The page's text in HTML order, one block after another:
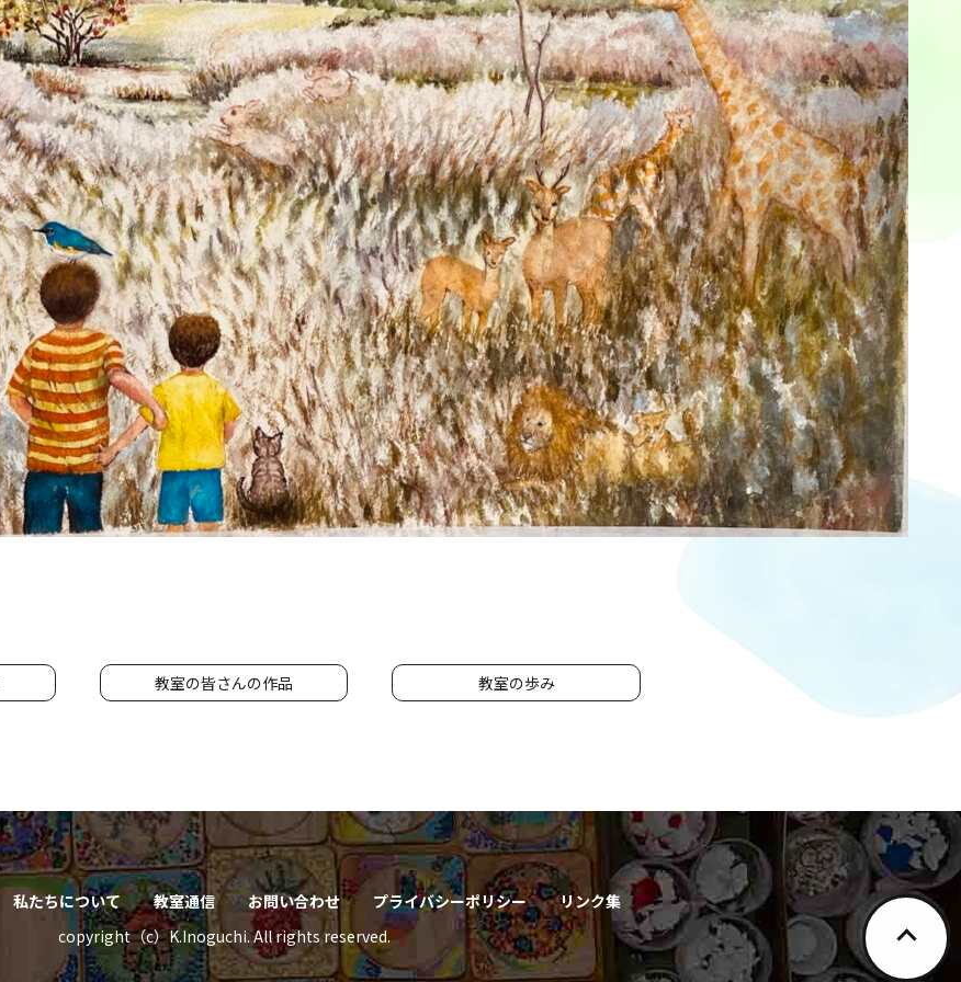
教室の皆さんの作品 教室の歩み
私たちについて 教室通信 お問い合わせ プライバシーポリシー
リンク集
copyright（c）K.Inoguchi. All rights reserved.